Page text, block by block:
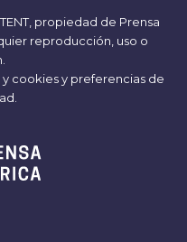
, propiedad de Prensa
reproducción, uso o
cookiesy preferencias de